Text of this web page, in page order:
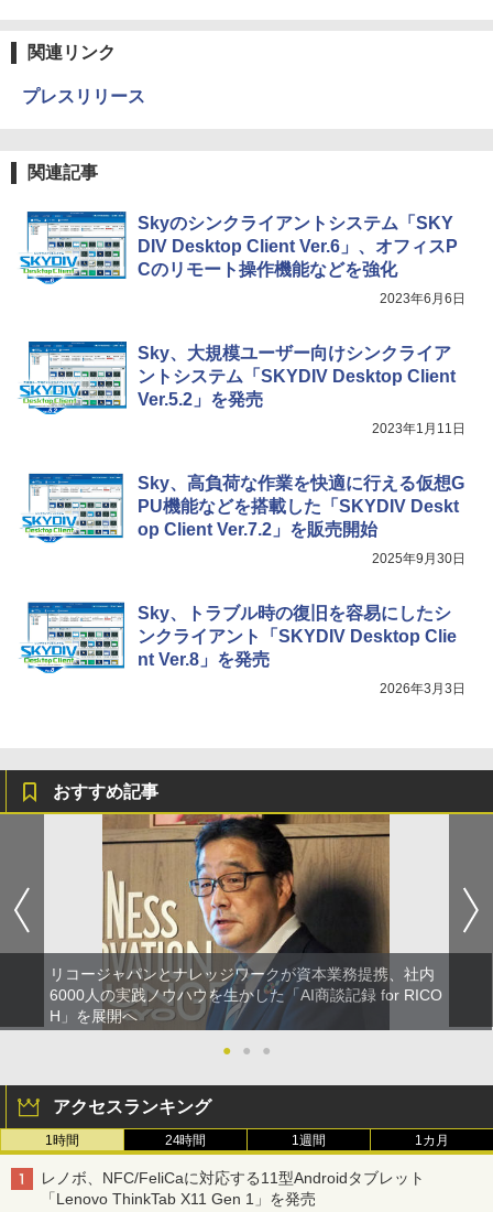
関連リンク
プレスリリース
関連記事
Skyのシンクライアントシステム「SKY
DIV Desktop Client Ver.6」、オフィスP
Cのリモート操作機能などを強化
2023年6月6日
Sky、大規模ユーザー向けシンクライア
ントシステム「SKYDIV Desktop Client
Ver.5.2」を発売
2023年1月11日
Sky、高負荷な作業を快適に行える仮想G
PU機能などを搭載した「SKYDIV Deskt
op Client Ver.7.2」を販売開始
2025年9月30日
Sky、トラブル時の復旧を容易にしたシ
ンクライアント「SKYDIV Desktop Clie
nt Ver.8」を発売
2026年3月3日
おすすめ記事
リコージャパンとナレッジワークが資本業務提携、社内
6000人の実践ノウハウを生かした「AI商談記録 for RICO
H」を展開へ
●
● ●
アクセスランキング
1時間 24時間 1週間 1カ月
レノボ、NFC/FeliCaに対応する11型Androidタブレット
「Lenovo ThinkTab X11 Gen 1」を発売